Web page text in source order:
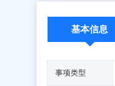
基本信息
事项类型